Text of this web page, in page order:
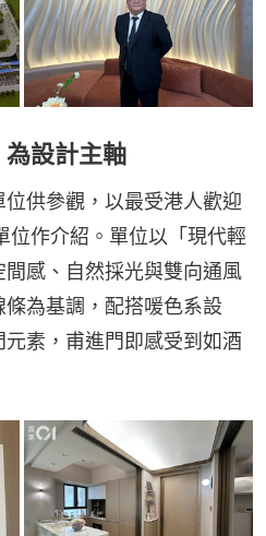
設計主軸
供參觀，以最受港人歡迎
位作介紹。單位以「現代輕
感、自然採光與雙向通風
為基調，配搭喛色系設
素，甫進門即感受到如酒